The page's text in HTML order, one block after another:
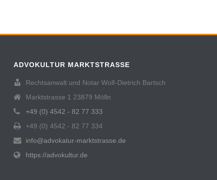
ADVOKULTUR MARKTSTRASSE
Rechtsanwalt und Notar Wolf-Dietrich Bartsch
Marktstrasse 1 23879 Mölln
+49 (0) 4542 - 82 77 333
+49 (0) 4542 - 82 77 334
info@advokatur-marktstrasse.de
https://advokultur.de